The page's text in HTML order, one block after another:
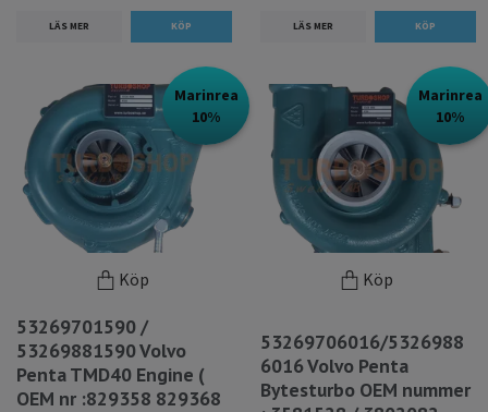
LÄS MER LÄS MER
Marinrea
10%
Köp
53269701590 /
53269881590 Volvo
Penta TMD40 Engine (
OEM nr :829358 829368
Marinrea
10%
Köp
53269706016/5326988
6016 Volvo Penta
Bytesturbo OEM nummer